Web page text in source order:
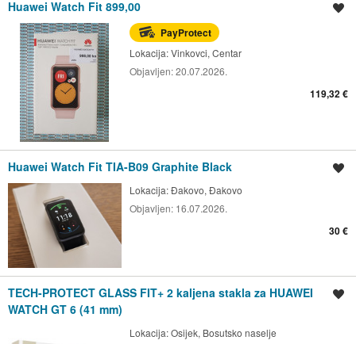
Huawei Watch Fit 899,00
PayProtect
Lokacija:Vinkovci, Centar
Objavljen:20.07.2026.
119,32 €
Huawei Watch Fit TIA-B09 Graphite Black
Lokacija:Đakovo, Đakovo
Objavljen: 16.07.2026.
30 €
TECH-PROTECT GLASS FIT+ 2 kaljena stakla za HUAWEI
WATCH GT 6 (41 mm)
Lokacija:Osijek, Bosutsko naselje